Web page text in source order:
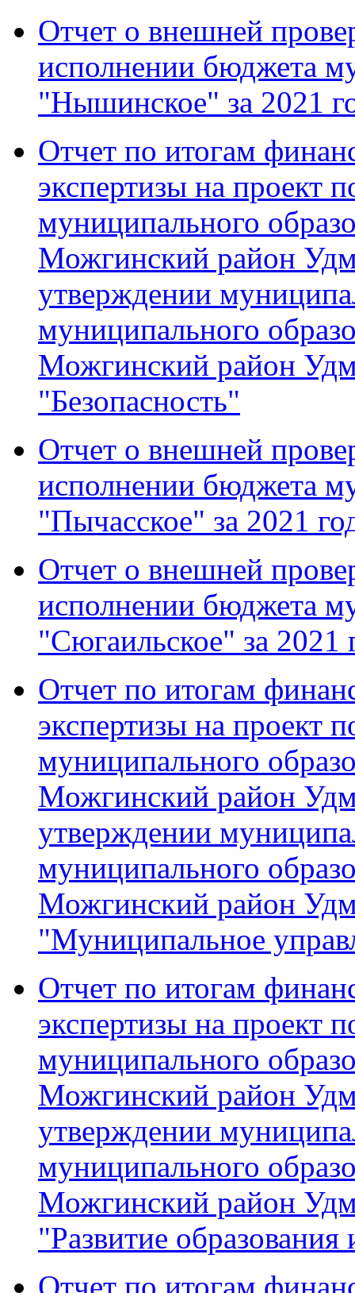
Отчет о внешней
исполнении бюджета
"Нышинское" за 2021
Отчет по итогам
экспертизы на проект
муниципального
Можгинский район
утверждении
муниципального
Можгинский район
"Безопасность"
Отчет о внешней
исполнении бюджета
"Пычасское" за 2021
Отчет о внешней
исполнении бюджета
"Сюгаильское" за 2021
Отчет по итогам
экспертизы на проект
муниципального
Можгинский район
утверждении
муниципального
Можгинский район
"Муниципальное
Отчет по итогам
экспертизы на проект
муниципального
Можгинский район
утверждении
муниципального
Можгинский район
"Развитие
Отчет по итогам